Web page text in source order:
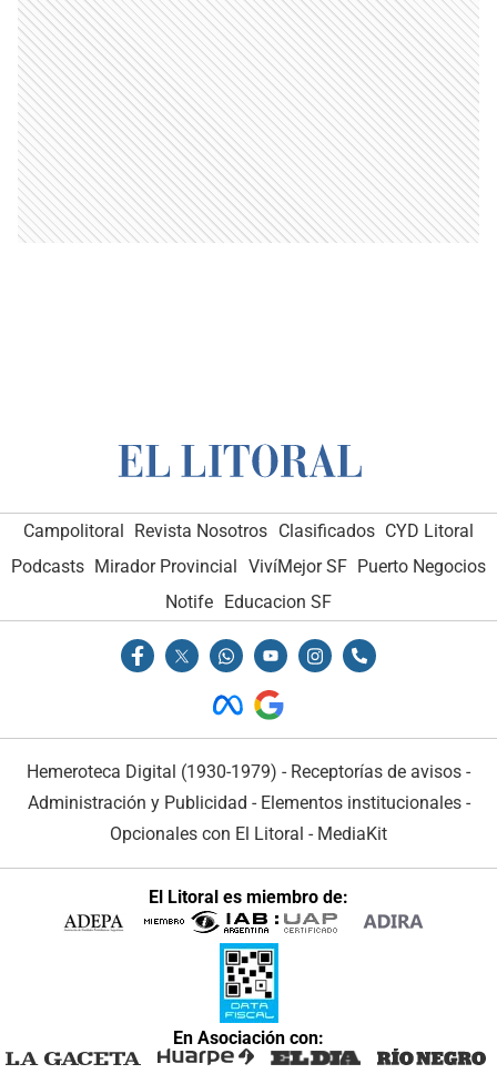
Campolitoral Revista Nosotros Clasificados CYD Litoral
Podcasts Mirador Provincial VivíMejor SF Puerto Negocios
Notife Educacion SF
Hemeroteca Digital (1930-1979) - Receptorías de avisos -
Administración y Publicidad - Elementos institucionales-
Opcionales con El Litoral - MediaKit
El Litoral es miembro de:
En Asociación con: